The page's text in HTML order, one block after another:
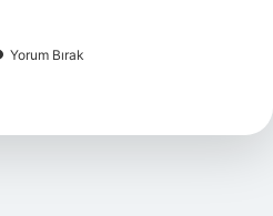
Yorum Bırak